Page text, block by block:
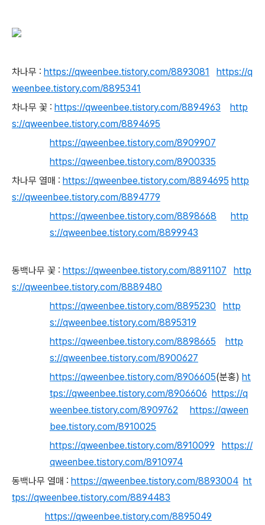
차나무 : https://qweenbee.tistory.com/8893081
https://q
weenbee.tistory.com/8895341
차나무 꽃 : https://qweenbee.tistory.com/8894963
http
s://qweenbee.tistory.com/8894695
https://qweenbee.tistory.com/8909907
https://qweenbee.tistory.com/8900335
차나무 열매 : https://qweenbee.tistory.com/8894695 http
s://qweenbee.tistory.com/8894779
https://qweenbee.tistory.com/8898668
http
s://qweenbee.tistory.com/8899943
동백나무 꽃 : https://qweenbee.tistory.com/8891107
http
s://qweenbee.tistory.com/8889480
https://qweenbee.tistory.com/8895230
http
s://qweenbee.tistory.com/8895319
https://qweenbee.tistory.com/8898665
http
s://qweenbee.tistory.com/8900627
https://qweenbee.tistory.com/8906605(분홍) ht
tps://qweenbee.tistory.com/8906606 https://q
weenbee.tistory.com/8909762
https://qween
bee.tistory.com/8910025
https://qweenbee.tistory.com/8910099
https://
qweenbee.tistory.com/8910974
동백나무 열매 : https://qweenbee.tistory.com/8893004 ht
tps://qweenbee.tistory.com/8894483
https://qweenbee.tistory.com/8895049